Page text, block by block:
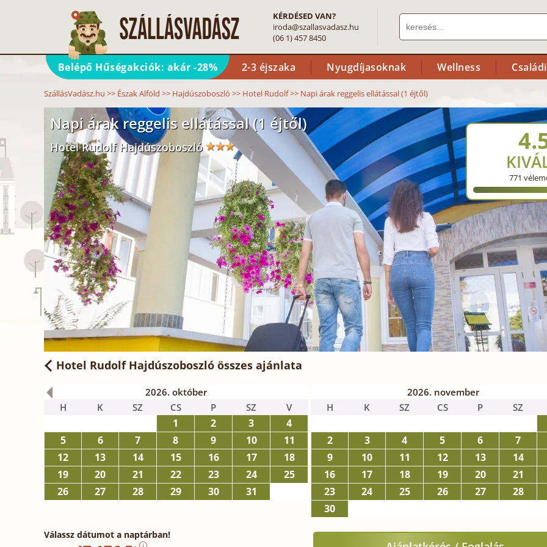
KÉRDÉSED VAN?
iroda@szallasvadasz.hu
(06 1) 457 8450
Belépő Hűségakciók: akár -28% 2-3 éjszaka Nyugdíjasoknak Wellness
SzállásVadász.hu >> Észak Alföld >> Hajdúszoboszló >> Hotel Rudolf>> Napi árak reggelis ellátással (1 éjtől)
Napi árak reggelis ellátással (1 éjtől)
Hotel Rudolf Hajdúszoboszló
771
Hotel Rudolf Hajdúszoboszló összes ajánlata
2026. október
H
K SZ CS P SZ V
1 2 3
4
5
6 7 8 9 10
11
12
13 14 15 16 17
18
19
20 21 22 23 24
25
26
27 28 29 30 31
2026. november
H
K SZ CS P SZ
2
3 4 5 6 7
9
10 11 12 13 14
16
17 18 19 20 21
23
24 25 26 27 28
30
Válassz dátumot a naptárban!